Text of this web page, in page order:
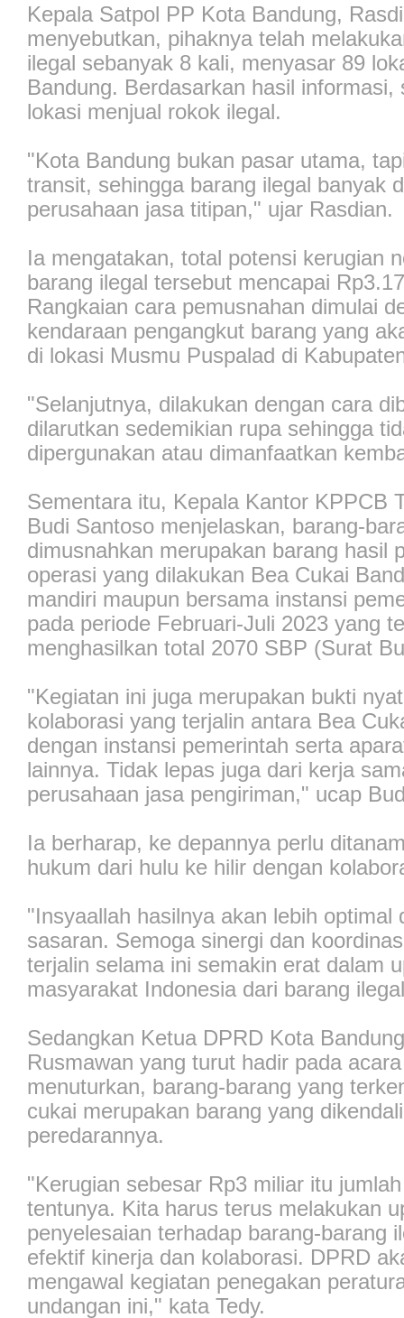
Kepala Satpol PP Kota Bandung,
menyebutkan, pihaknya telah
ilegal sebanyak 8 kali, menyasar 89
Bandung. Berdasarkan hasil informasi,
lokasi menjual rokok ilegal.
"Kota Bandung bukan pasar utama,
transit, sehingga barang ilegal banyak
perusahaan jasa titipan," ujar Rasdian.
Ia mengatakan, total potensi kerugian
barang ilegal tersebut mencapai
Rangkaian cara pemusnahan dimulai
kendaraan pengangkut barang yang
di lokasi Musmu Puspalad di
"Selanjutnya, dilakukan dengan cara
dilarutkan sedemikian rupa sehingga
dipergunakan atau dimanfaatkan
Sementara itu, Kepala Kantor KPPCB
Budi Santoso menjelaskan, barang-
dimusnahkan merupakan barang hasil
operasi yang dilakukan Bea Cukai
mandiri maupun bersama instansi
pada periode Februari-Juli 2023 yang
menghasilkan total 2070 SBP (Surat
"Kegiatan ini juga merupakan bukti
kolaborasi yang terjalin antara Bea
dengan instansi pemerintah serta
lainnya. Tidak lepas juga dari kerja
perusahaan jasa pengiriman," ucap
Ia berharap, ke depannya perlu
hukum dari hulu ke hilir dengan
"Insyaallah hasilnya akan lebih optimal
sasaran. Semoga sinergi dan
terjalin selama ini semakin erat dalam
masyarakat Indonesia dari barang
Sedangkan Ketua DPRD Kota
Rusmawan yang turut hadir pada
menuturkan, barang-barang yang
cukai merupakan barang yang
peredarannya.
"Kerugian sebesar Rp3 miliar itu
tentunya. Kita harus terus melakukan
penyelesaian terhadap barang-barang
efektif kinerja dan kolaborasi. DPRD
mengawal kegiatan penegakan
undangan ini," kata Tedy.